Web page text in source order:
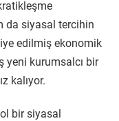
da siyasal tercihin
edilmiş ekonomik
kurumsalcı bir
kalıyor.
bir siyasal